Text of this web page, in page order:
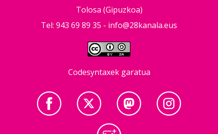
Tolosa (Gipuzkoa)
Tel: 943 69 89 35 - info@28kanala.eus
Codesyntaxek garatua